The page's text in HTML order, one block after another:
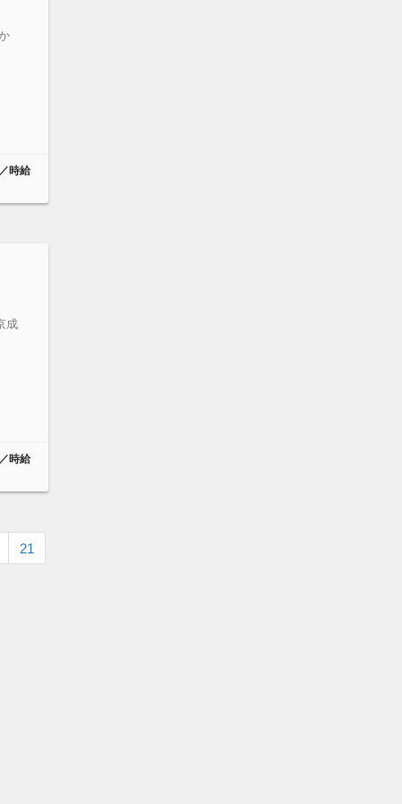
時給
成
時給
21